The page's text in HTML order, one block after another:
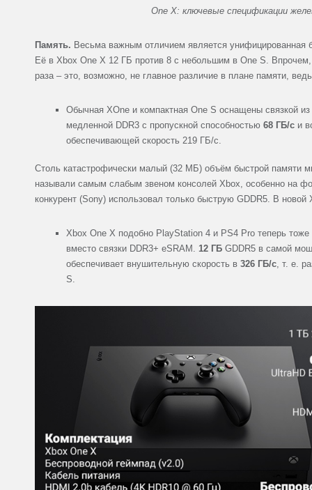
One X: ключевые спецификации
Память. Весьма важным отличием является унифицированная
Её в Xbox One X 12 ГБ против 8 с небольшим в One S. Впрочем,
раза – это, возможно, не главное различие в плане памяти,
Обычная XOne и компактная One S оснащены связкой из
медленной DDR3 с пропускной способностью 68 ГБ/с и
обеспечивающей скорость 219 ГБ/с.
Столь катастрофически малый (32 МБ) объём быстрой памяти
называли самым слабым звеном консолей Xbox, особенно на
конкурент (Sony) использовал только быструю GDDR5. В
Xbox One X подобно PlayStation 4 и PS4 Pro теперь тоже
вместо связки DDR3+ eSRAM. 12 ГБ GDDR5 в самой
обеспечивает внушительную скорость в 326 ГБ/с, т. е.
S.